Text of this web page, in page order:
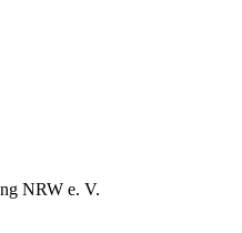
NRW e. V.